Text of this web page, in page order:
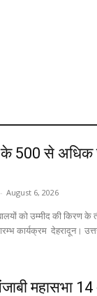
के 500 से अधिक
- August 6, 2026
स्वागत में आज दीक्षारम्भ कार्यक्रम
महासभा 14